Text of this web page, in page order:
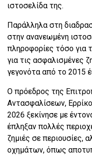
ιστοσελίδα της.
Παράλληλα στη
στην ανανεωμένη
πληροφορίες τόσο για
για τις ασφαλισμένες
γεγονότα από το 2015
Ο πρόεδρος της
Αντασφαλίσεων,
2026 ξεκίνησε με
έπληξαν πολλές
ζημιές σε περιουσίες,
οχημάτων, όπως